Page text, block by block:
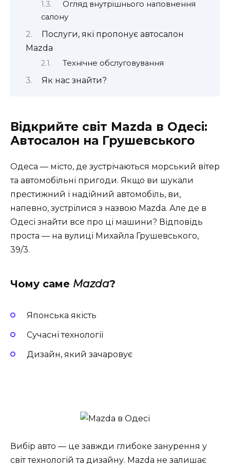
Огляд внутрішнього наповнення
салону
Послуги, які пропонує автосалон
Mazda
Технічне обслуговування
Як нас знайти?
Відкрийте світ Mazda в Одесі:
Автосалон на Грушевського
Одеса — місто, де зустрічаються морський вітер
та автомобільні пригоди. Якщо ви шукали
престижний і надійний автомобіль, ви,
напевно, зустрілися з назвою Mazda. Але де в
Одесі знайти все про ці машини? Відповідь
проста — на вулиці Михайла Грушевського,
39/3.
Чому саме Mazda?
Японська якість
Сучасні технології
Дизайн, який зачаровує
Вибір авто — це завжди глибоке занурення у
світ технологій та дизайну. Mazda не залишає